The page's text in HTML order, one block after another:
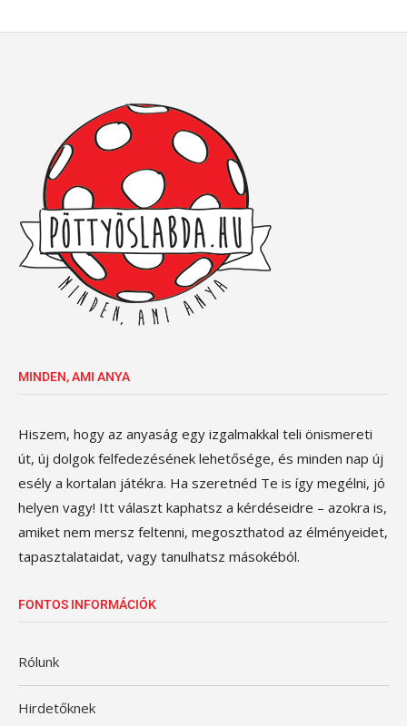
MINDEN, AMI ANYA
Hiszem, hogy az anyaság egy izgalmakkal teli önismereti
út, új dolgok felfedezésének lehetősége, és minden nap új
esély a kortalan játékra. Ha szeretnéd Te is így megélni, jó
helyen vagy! Itt választ kaphatsz a kérdéseidre – azokra is,
amiket nem mersz feltenni, megoszthatod az élményeidet,
tapasztalataidat, vagy tanulhatsz másokéból.
FONTOS INFORMÁCIÓK
Rólunk
Hirdetőknek